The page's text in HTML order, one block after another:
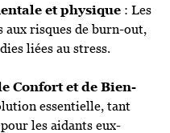
et physique : Les
aux risques de burn-out,
liées au stress.
Confort et de Bien-
essentielle, tant
les aidants eux-